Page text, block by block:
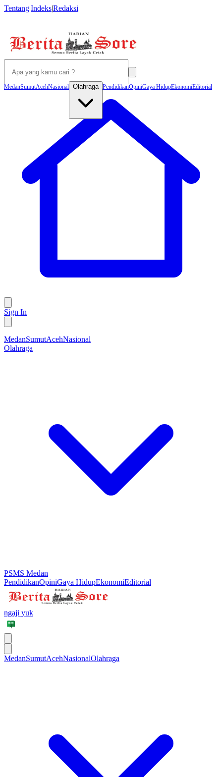
Tentang|Indeks|Redaksi
MedanSumutAcehNasional Olahraga PendidikanOpiniGaya HidupEkonomiEditorial
Sign In
MedanSumutAcehNasional
Olahraga
PSMS Medan
PendidikanOpiniGaya HidupEkonomiEditorial
ngaji yuk
MedanSumutAcehNasionalOlahraga